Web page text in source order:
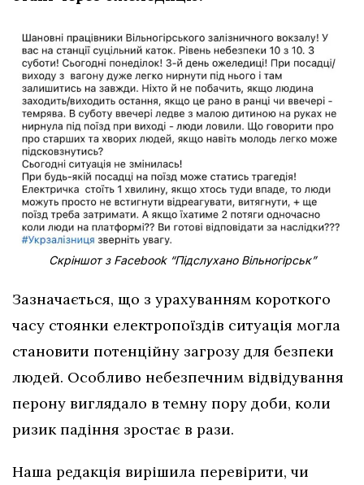
Скріншот з Facebook “Підслухано Вільногірськ”
Зазначається, що з урахуванням короткого
часу стоянки електропоїздів ситуація могла
становити потенційну загрозу для безпеки
людей. Особливо небезпечним відвідування
перону виглядало в темну пору доби, коли
ризик падіння зростає в рази.
Наша редакція вирішила перевірити, чи